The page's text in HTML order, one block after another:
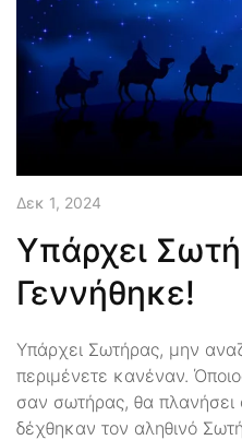
Δεκ 1, 2024
Υπάρχει
Γεννήθηκε!
Υπάρχει Σωτήρας, μην
περιμένετε κανέναν.
σαν σωτήρας, θα πλανήσει
δέχθηκαν τον αληθινό